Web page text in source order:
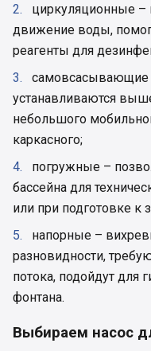
циркуляционные
движение воды,
реагенты для
самовсасывающие
устанавливаются
небольшого
каркасного;
погружные –
бассейна для
или при подготовке к
напорные –
разновидности,
потока, подойдут для
фонтана.
Выбираем насос